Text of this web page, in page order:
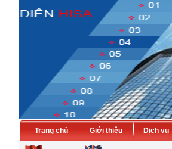
Trang chủ Giới thiệu Dịch vụ